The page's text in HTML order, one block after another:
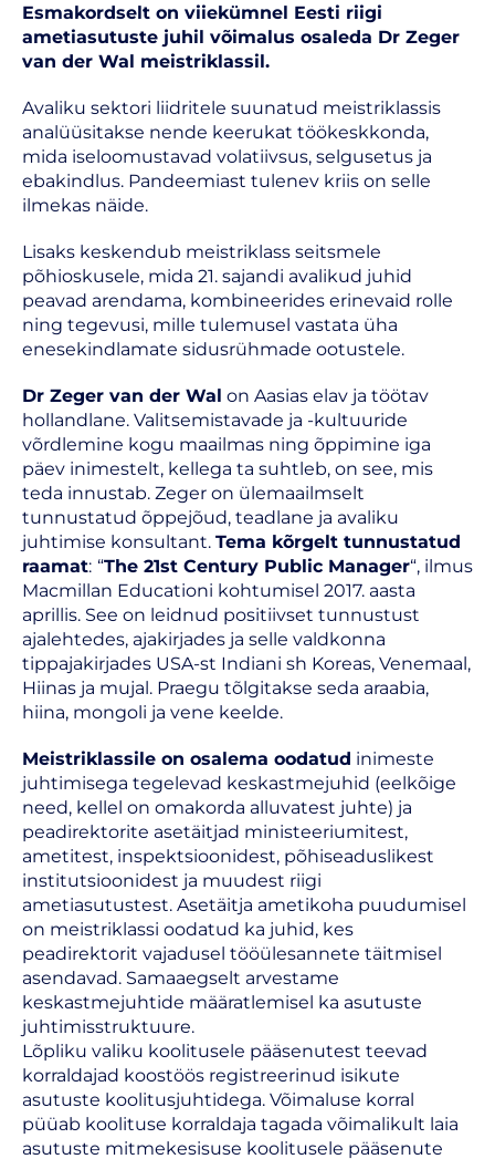
Esmakordselt on viiekümnel Eesti riigi
ametiasutuste juhil võimalus osaleda Dr Zeger
van der Wal meistriklassil.
Avaliku sektori liidritele suunatud meistriklassis
analüüsitakse nende keerukat töökeskkonda,
mida iseloomustavad volatiivsus, selgusetus ja
ebakindlus. Pandeemiast tulenev kriis on selle
ilmekas näide.
Lisaks keskendub meistriklass seitsmele
põhioskusele, mida 21. sajandi avalikud juhid
peavad arendama, kombineerides erinevaid rolle
ning tegevusi, mille tulemusel vastata üha
enesekindlamate sidusrühmade ootustele.
Dr Zeger van der Wal on Aasias elav ja töötav
hollandlane. Valitsemistavade ja -kultuuride
võrdlemine kogu maailmas ning õppimine iga
päev inimestelt, kellega ta suhtleb, on see, mis
teda innustab. Zeger on ülemaailmselt
tunnustatud õppejõud, teadlane ja avaliku
juhtimise konsultant. Tema kõrgelt tunnustatud
raamat: “The 21st Century Public Manager“, ilmus
Macmillan Educationi kohtumisel 2017. aasta
aprillis. See on leidnud positiivset tunnustust
ajalehtedes, ajakirjades ja selle valdkonna
tippajakirjades USA-st Indiani sh Koreas, Venemaal,
Hiinas ja mujal. Praegu tõlgitakse seda araabia,
hiina, mongoli ja vene keelde.
Meistriklassile on osalema oodatud inimeste
juhtimisega tegelevad keskastmejuhid (eelkõige
need, kellel on omakorda alluvatest juhte) ja
peadirektorite asetäitjad ministeeriumitest,
ametitest, inspektsioonidest, põhiseaduslikest
institutsioonidest ja muudest riigi
ametiasutustest. Asetäitja ametikoha puudumisel
on meistriklassi oodatud ka juhid, kes
peadirektorit vajadusel tööülesannete täitmisel
asendavad. Samaaegselt arvestame
keskastmejuhtide määratlemisel ka asutuste
juhtimisstruktuure.
Lõpliku valiku koolitusele pääsenutest teevad
korraldajad koostöös registreerinud isikute
asutuste koolitusjuhtidega. Võimaluse korral
püüab koolituse korraldaja tagada võimalikult laia
asutuste mitmekesisuse koolitusele pääsenute